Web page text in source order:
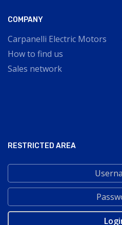
COMPANY
Carpanelli Electric Motors
How to find us
Sales network
RESTRICTED AREA